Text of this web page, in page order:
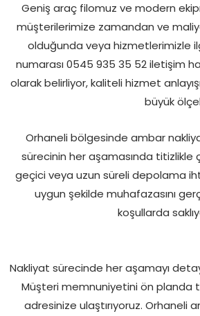
Geniş araç filomuz ve modern
müşterilerimize zamandan ve
olduğunda veya hizmetlerimizle
numarası 0545 935 35 52 iletişim
olarak belirliyor, kaliteli hizmet
büyük
Orhaneli bölgesinde ambar
sürecinin her aşamasında titizlikle
geçici veya uzun süreli depolama
uygun şekilde muhafazasını
koşullarda
Nakliyat sürecinde her aşamayı
Müşteri memnuniyetini ön planda
adresinize ulaştırıyoruz.